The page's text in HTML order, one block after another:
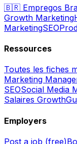
🇧🇷 Empregos
Growth Marketing
MarketingSEO
Ressources
Toutes les fiches
Marketing
SEOSocial Media
Salaires Growth
Employers
Post a job (free)